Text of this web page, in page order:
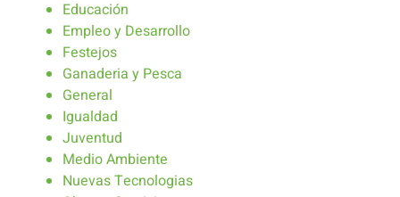
Educación
Empleo y Desarrollo
Festejos
Ganaderia y Pesca
General
Igualdad
Juventud
Medio Ambiente
Nuevas Tecnologias